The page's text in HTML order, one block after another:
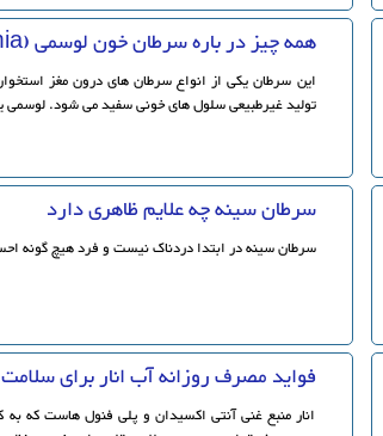
همه چیز در باره سرطان خون لوسمی (Leukemia)
این سرطان یکی از انواع سرطان های درون مغز
تولید غیرطبیعی سلول های خونی سفید می شود. لوسمی
سرطان سینه چه علایم ظاهری دارد
سرطان سینه در ابتدا دردناک نیست و فرد هیچ گونه
فواید مصرف روزانه آب انار برای
انار منبع غنی آنتی اکسیدان و پلی فنول هاست که